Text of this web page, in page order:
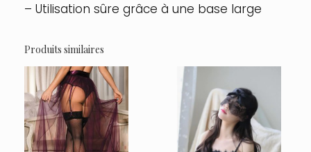
– Utilisation sûre grâce à une base large
Produits similaires